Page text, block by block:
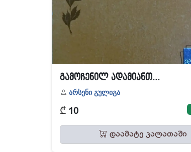
გამოჩენილ ადამიანთ...
არსენი გულიგა
₾ 10
დაამატე კალათაში